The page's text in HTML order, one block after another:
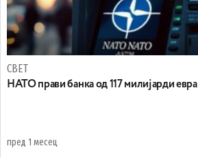
СВЕТ
НАТО прави банка од 117 милијарди евра
пред 1 месец